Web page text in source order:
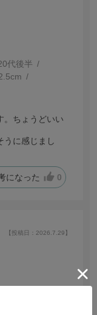
代後半
。ちょうどいい
うに感じまし
になった 0
【投稿日：2026.7.29】